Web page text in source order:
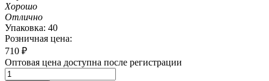
Хорошо
Отлично
Упаковка: 40
Розничная цена:
710 ₽
Оптовая цена доступна после регистрации